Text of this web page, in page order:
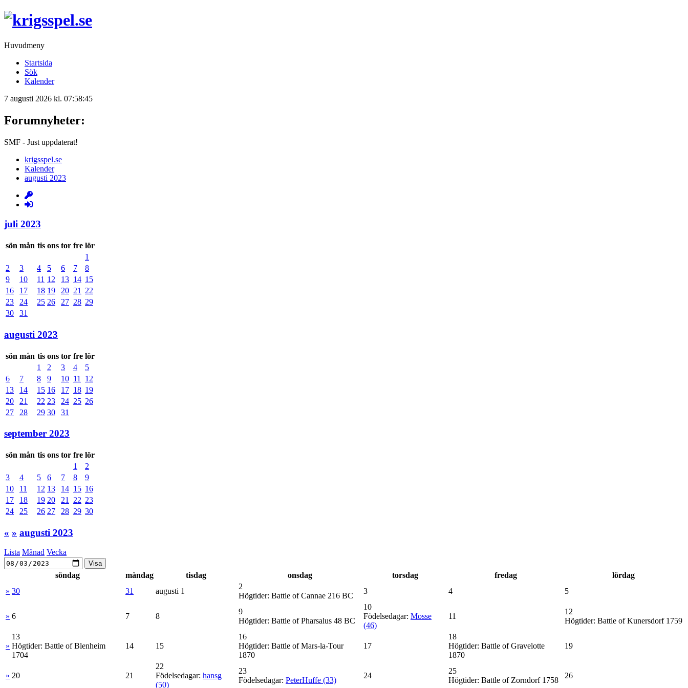
Huvudmeny
Startsida
Sök
Kalender
7 augusti 2026 kl. 07:58:45
Forumnyheter:
SMF - Just uppdaterat!
krigsspel.se
Kalender
augusti 2023
juli 2023
sön mån tis ons tor fre lör
1
2
3 4 5 6 7
8
9
10 11 12 13 14 15
16
17 18 19 20 21
22
23
24 25 26 27 28 29
30
31
augusti 2023
sön mån tis ons tor fre lör
1
2 3 4
5
6
7 8 9 10 11
12
13
14 15 16 17 18 19
20
21 22 23 24 25 26
27
28 29 30 31
september 2023
sön mån tis ons tor fre lör
1
2
3
4 5 6 7 8
9
10
11 12 13 14 15 16
17
18 19 20 21 22 23
24
25 26 27 28 29 30
« » augusti 2023
Lista Månad Vecka
söndag måndag tisdag onsdag torsdag fredag
lördag
» 30 31 augusti 1
2
Högtider: Battle of Cannae 216 BC
3 4 5
» 6 7 8
9
Högtider: Battle of Pharsalus 48 BC
10
Födelsedagar: Mosse
(46)
11
12
Högtider: Battle of Kunersdorf 1759
»
13
Högtider: Battle of Blenheim
1704
14 15
16
Högtider: Battle of Mars-la-Tour
1870
17
18
Högtider: Battle of Gravelotte
1870
19
» 20 21
22
Födelsedagar: hansg
(50)
23
Födelsedagar: PeterHuffe (33)
24
25
Högtider: Battle of Zorndorf 1758
26